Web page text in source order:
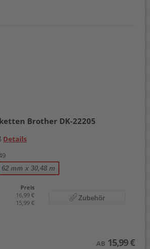
Brother DK-22205
Details
62 mm x 30,48 m
Preis
16,99 €
15,99 €
Zubehör
AB 15,99 €